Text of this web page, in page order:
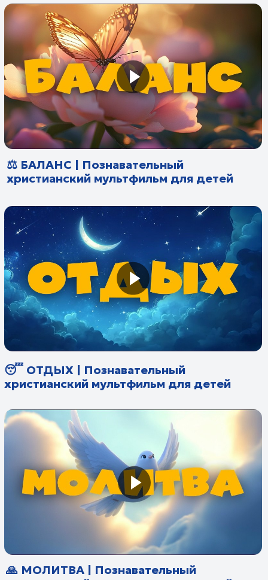
🙏 МОЛИТВА | Познавательный
христианский мультфильм для детей
🛡️ ПРАВИЛА БЕЗОПАСНОСТИ |
Познавательный христианский
мультфильм для детей
🪁 СВЕЖИЙ ВОЗДУХ |
Познавательный христианский
мультфильм для детей
христианский мультфильм для детей